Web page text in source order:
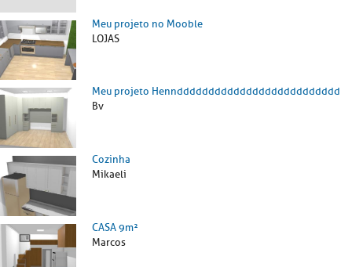
Meu projeto no Mooble
LOJAS
Meu projeto Henndddddddddddddddddddddddddd
Bv
Cozinha
Mikaeli
CASA 9m²
Marcos